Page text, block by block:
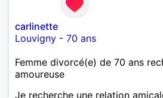
carlinette
Louvigny - 70 ans
Femme divorcé(e) de 70 ans
amoureuse
Je recherche une relation